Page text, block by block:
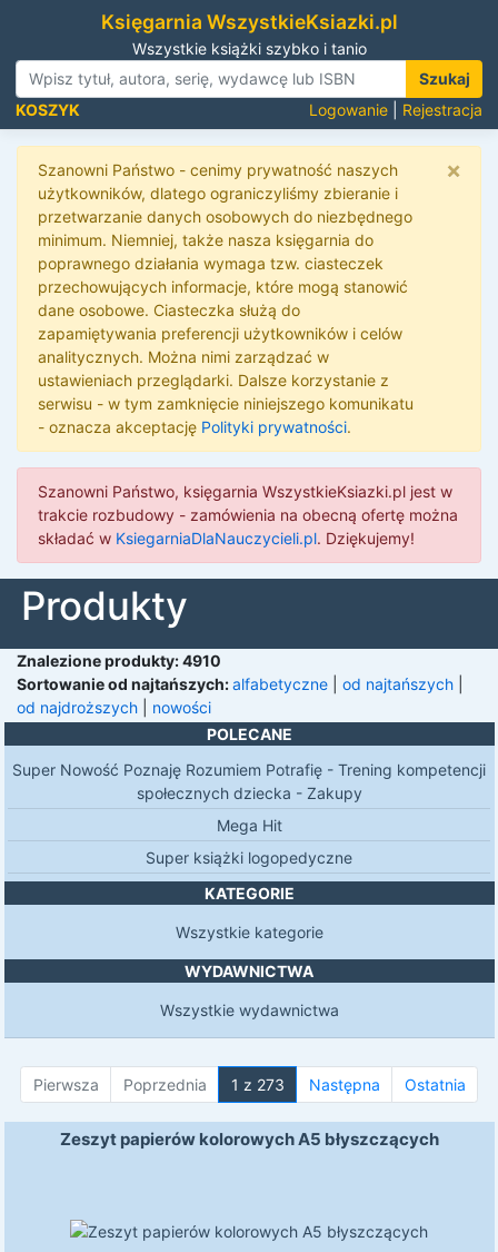
Księgarnia WszystkieKsiazki.pl
Wszystkie książki szybko i tanio
Szukaj
KOSZYK
Logowanie Rejestracja
Szanowni Państwo - cenimy prywatność naszych
użytkowników, dlatego ograniczyliśmy zbieranie i
przetwarzanie danych osobowych do niezbędnego
minimum. Niemniej, także nasza księgarnia do
poprawnego działania wymaga tzw. ciasteczek
przechowujących informacje, które mogą stanowić
dane osobowe. Ciasteczka służą do
zapamiętywania preferencji użytkowników i celów
analitycznych. Można nimi zarządzać w
ustawieniach przeglądarki. Dalsze korzystanie z
serwisu - w tym zamknięcie niniejszego komunikatu
- oznacza akceptację Polityki prywatności.
×
Szanowni Państwo, księgarnia WszystkieKsiazki.pl jest w
trakcie rozbudowy - zamówienia na obecną ofertę można
składać w KsiegarniaDlaNauczycieli.pl. Dziękujemy!
Produkty
Znalezione produkty: 4910
Sortowanieod najtańszych:alfabetyczne od najtańszych
od najdroższych
nowości
POLECANE
Super Nowość Poznaję Rozumiem Potrafię - Trening kompetencji
społecznych dziecka - Zakupy
Mega Hit
Super książki logopedyczne
KATEGORIE
Wszystkie kategorie
WYDAWNICTWA
Wszystkie wydawnictwa
Pierwsza Poprzednia 1 z 273 Następna Ostatnia
Zeszyt papierów kolorowych A5 błyszczących